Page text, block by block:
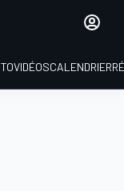
VIDÉOSCALENDRIER